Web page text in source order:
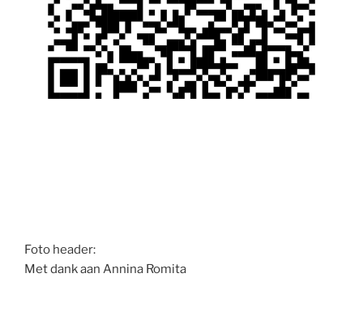
Foto header:
Met dank aan Annina Romita